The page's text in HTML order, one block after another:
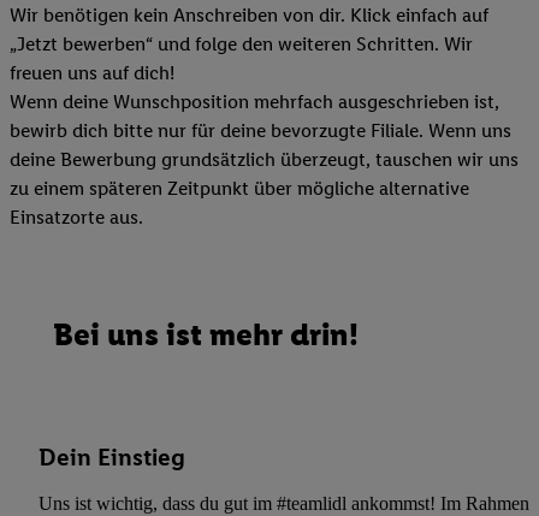
Wir benötigen kein Anschreiben von dir. Klick einfach auf
„Jetzt bewerben“ und folge den weiteren Schritten. Wir
freuen uns auf dich!
Wenn deine Wunschposition mehrfach ausgeschrieben ist,
bewirb dich bitte nur für deine bevorzugte Filiale. Wenn uns
deine Bewerbung grundsätzlich überzeugt, tauschen wir uns
zu einem späteren Zeitpunkt über mögliche alternative
Einsatzorte aus.
Bei uns ist mehr drin!
Dein Einstieg
Uns ist wichtig, dass du gut im #teamlidl ankommst! Im Rahmen